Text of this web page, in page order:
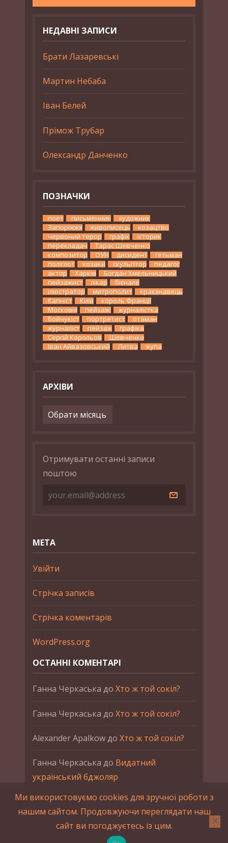
НЕДАВНІ ЗАПИСИ
Брати Лазаревські
Мартин Небаба
Іван Белей
Прімож Трубар
Олександр Данченко
ПОЗНАЧКИ
поет письменник
художник
Запоріжжя
живописець
козацтво
червоний терор
графік
історик
перекладач
Тарас Шевченко
композитор
ОУН дисидент
гетьман
поліглот
козаки скульптор
педагог
актор
Харків
Богдан Хмельницький
пейзажист
лікар
бієнале
ілюстратор
митрополит
краєзнавець
Капніст
Київ
король Франції
Московія
пейзажі
журналістка
бойчукіст
портретист
отаман
журналіст
пейзаж
графіка
Сергій Корольов
Шевченко
Іван Айвазовський
Литва жупа
АРХІВИ
Архіви
Отримувати останні записи
поштою
МЕТА
Увійти
Стрічка записів
Стрічка коментарів
WordPress.org
ОСТАННІ КОМЕНТАРІ
Ганна Черкаська до Хто ж той сокіл?
Ганна Черкаська до Хто ж той сокіл?
Alexander Apalkowдо Хто ж той сокіл?
Ганна Черкаська до Видатний
український бджоляр
Ганна ЧеркаськадоПетро Франко
2015-2023 © UAHistory Всі права застережено.
При використанні матеріалів сайта обов'язкове
Ми використовуємо cookies для зручної роботи з
нашим сайтом. Продовжуючи переглядати наш
сайт ви погоджуєтесь із цим.